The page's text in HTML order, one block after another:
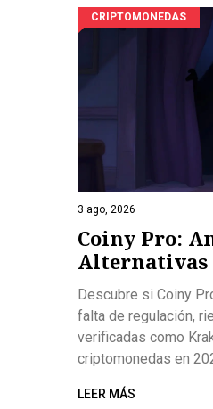
CRIPTOMONEDAS
3 ago, 2026
Coiny Pro:
Alternativas
Descubre si Coiny
falta de regulación,
verificadas como
criptomonedas en
LEER MÁS